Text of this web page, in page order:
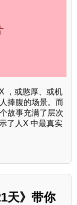
，或憨厚、或机
捧腹的场景。而
故事充满了层次
了人X 中最真实
天》带你